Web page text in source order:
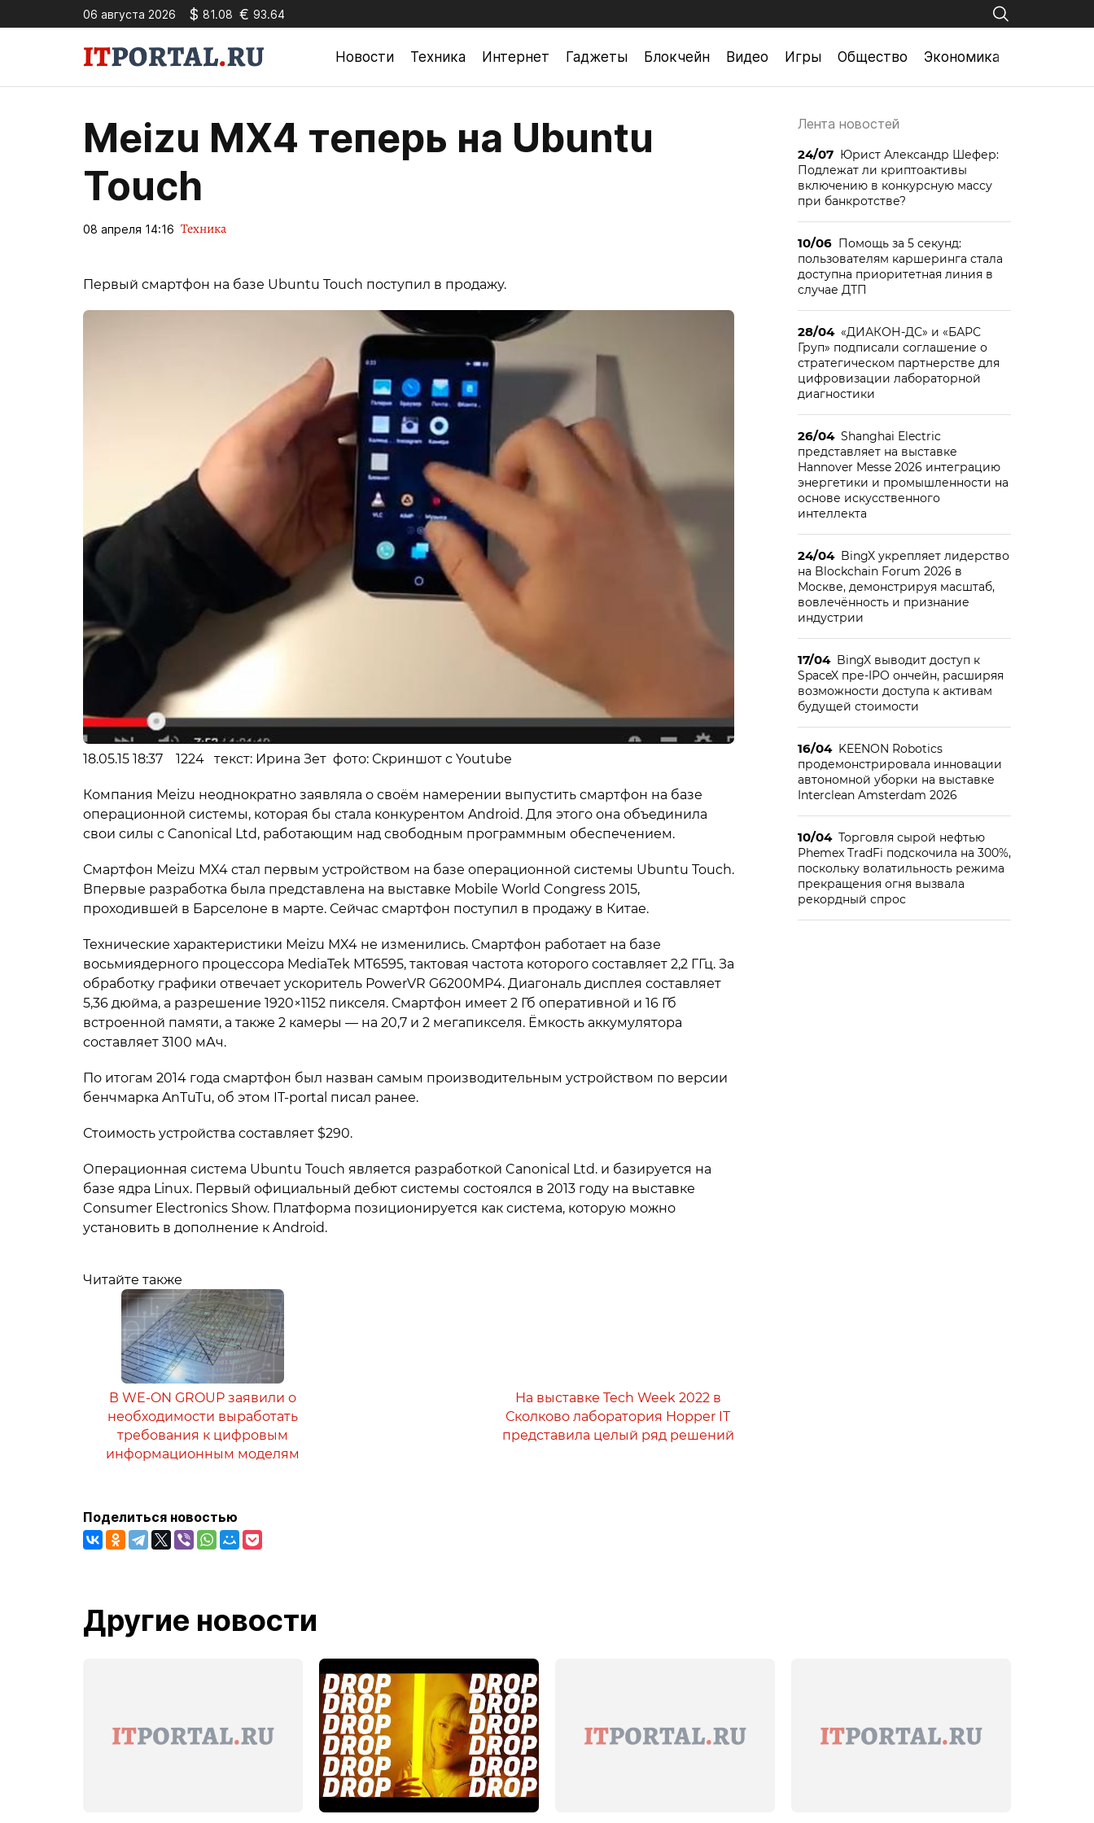
06 августа 2026 $ 81.08 € 93.64
Новости Техника Интернет Гаджеты Блокчейн Видео Игры Общество Экономика
Meizu MX4 теперь на Ubuntu
Touch
08 апреля 14:16 Техника
Первый смартфон на базе Ubuntu Touch поступил в продажу.
18.05.15 18:37 1224 текст: Ирина Зет фото: Скриншот с Youtube
Компания Meizu неоднократно заявляла о своём намерении выпустить смартфон на базе
операционной системы, которая бы стала конкурентом Android. Для этого она объединила
свои силы с Canonical Ltd, работающим над свободным программным обеспечением.
Смартфон Meizu MX4 стал первым устройством на базе операционной системы Ubuntu Touch.
Впервые разработка была представлена на выставке Mobile World Congress 2015,
проходившей в Барселоне в марте. Сейчас смартфон поступил в продажу в Китае.
Технические характеристики Meizu MX4 не изменились. Смартфон работает на базе
восьмиядерного процессора MediaTek MT6595, тактовая частота которого составляет 2,2 ГГц. За
обработку графики отвечает ускоритель PowerVR G6200MP4. Диагональ дисплея составляет
5,36 дюйма, а разрешение 1920×1152 пикселя. Смартфон имеет 2 Гб оперативной и 16 Гб
встроенной памяти, а также 2 камеры — на 20,7 и 2 мегапикселя. Ёмкость аккумулятора
составляет 3100 мАч.
По итогам 2014 года смартфон был назван самым производительным устройством по версии
бенчмарка AnTuTu, об этом IT-portal писал ранее.
Стоимость устройства составляет $290.
Операционная система Ubuntu Touch является разработкой Canonical Ltd. и базируется на
базе ядра Linux. Первый официальный дебют системы состоялся в 2013 году на выставке
Consumer Electronics Show. Платформа позиционируется как система, которую можно
установить в дополнение к Android.
Читайте также
В WE-ON GROUP заявили о
необходимости выработать
требования к цифровым
информационным моделям
На выставке Tech Week 2022 в
Сколково лаборатория Hopper IT
представила целый ряд решений
Поделиться новостью
Лента новостей
24/07 Юрист Александр Шефер:
Подлежат ли криптоактивы
включению в конкурсную массу
при банкротстве?
10/06 Помощь за 5 секунд:
пользователям каршеринга стала
доступна приоритетная линия в
случае ДТП
28/04 «ДИАКОН-ДС» и «БАРС
Груп» подписали соглашение о
стратегическом партнерстве для
цифровизации лабораторной
диагностики
26/04 Shanghai Electric
представляет на выставке
Hannover Messe 2026 интеграцию
энергетики и промышленности на
основе искусственного
интеллекта
24/04 BingX укрепляет лидерство
на Blockchain Forum 2026 в
Москве, демонстрируя масштаб,
вовлечённость и признание
индустрии
17/04 BingX выводит доступ к
SpaceX пре-IPO ончейн, расширяя
возможности доступа к активам
будущей стоимости
16/04 KEENON Robotics
продемонстрировала инновации
автономной уборки на выставке
Interclean Amsterdam 2026
10/04 Торговля сырой нефтью
Phemex TradFi подскочила на 300%,
поскольку волатильность режима
прекращения огня вызвала
рекордный спрос
Другие новости